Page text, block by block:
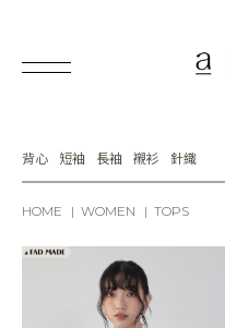
HOME WOMEN TOPS
背心 短袖 長袖 襯衫 針織